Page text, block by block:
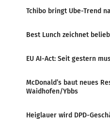
Tchibo bringt Ube-Trend
Best Lunch zeichnet
EU AI-Act: Seit gestern
McDonald’s baut neues
Waidhofen/Ybbs
Heiglauer wird DPD-